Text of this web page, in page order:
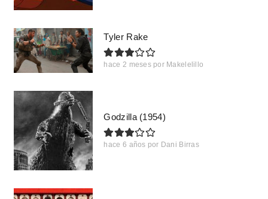
Tyler Rake
hace 2 meses por Makelelillo
Godzilla (1954)
hace 6 años por Dani Birras